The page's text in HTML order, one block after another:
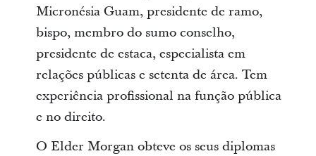
Micronésia Guam, presidente de ramo,
bispo, membro do sumo conselho,
presidente de estaca, especialista em
relações públicas e setenta de área. Tem
experiência profissional na função pública
e no direito.
O Elder Morgan obteve os seus diplomas